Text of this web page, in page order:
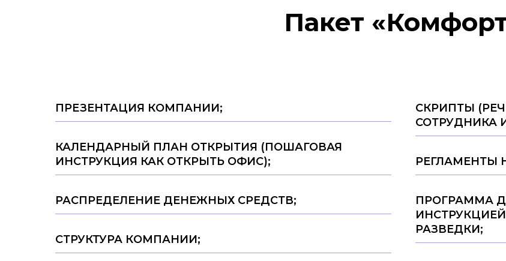
Пакет
ПРЕЗЕНТАЦИЯ КОМПАНИИ;
КАЛЕНДАРНЫЙ ПЛАН ОТКРЫТИЯ (ПОШАГОВАЯ
ИНСТРУКЦИЯ КАК ОТКРЫТЬ ОФИС);
РАСПРЕДЕЛЕНИЕ ДЕНЕЖНЫХ СРЕДСТВ;
СТРУКТУРА КОМПАНИИ;
СКРИПТЫ
СОТРУДНИКА
РЕГЛАМЕНТЫ
ПРОГРАММА
РАЗВЕДКИ;